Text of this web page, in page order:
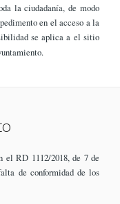
la ciudadanía, de modo
en el acceso a la
se aplica a el sitio
el RD 1112/2018, de 7 de
de conformidad de los